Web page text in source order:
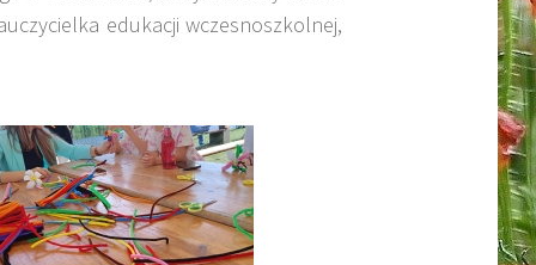
edukacji wczesnoszkolnej,